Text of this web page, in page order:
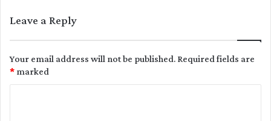
Leave a Reply
Your email address will not be published.Required fields are
marked
*